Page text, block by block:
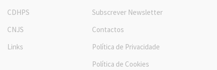
CDHPS
CNJS
Links
Subscrever Newsletter
Contactos
Política de Privacidade
Política de Cookies